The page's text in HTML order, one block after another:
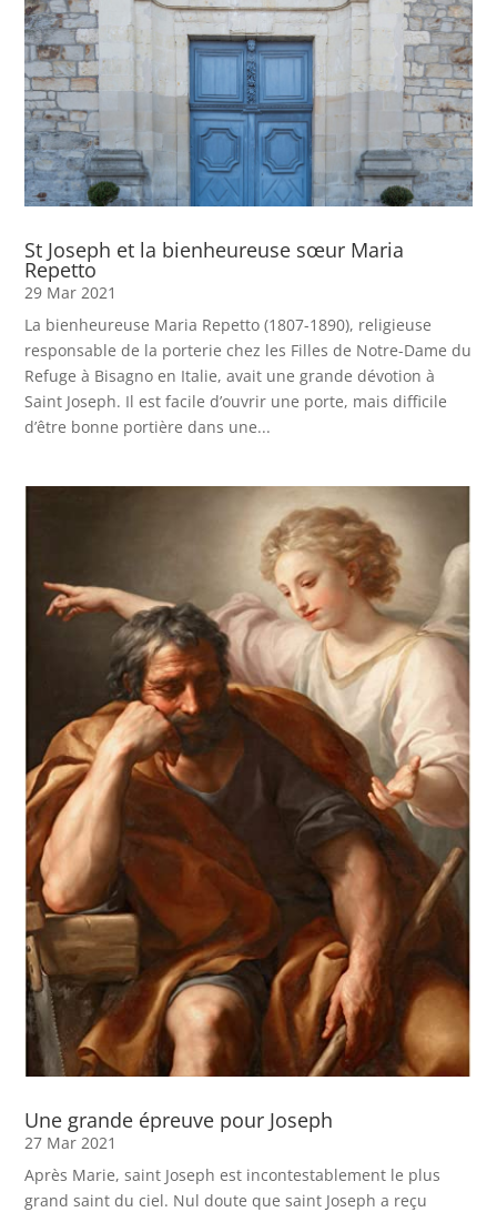
St Joseph et la bienheureuse sœur Maria
Repetto
29 Mar 2021
La bienheureuse Maria Repetto (1807-1890), religieuse
responsable de la porterie chez les Filles de Notre-Dame du
Refuge à Bisagno en Italie, avait une grande dévotion à
Saint Joseph. Il est facile d’ouvrir une porte, mais difficile
d’être bonne portière dans une...
Une grande épreuve pour Joseph
27 Mar 2021
Après Marie, saint Joseph est incontestablement le plus
grand saint du ciel. Nul doute que saint Joseph a reçu